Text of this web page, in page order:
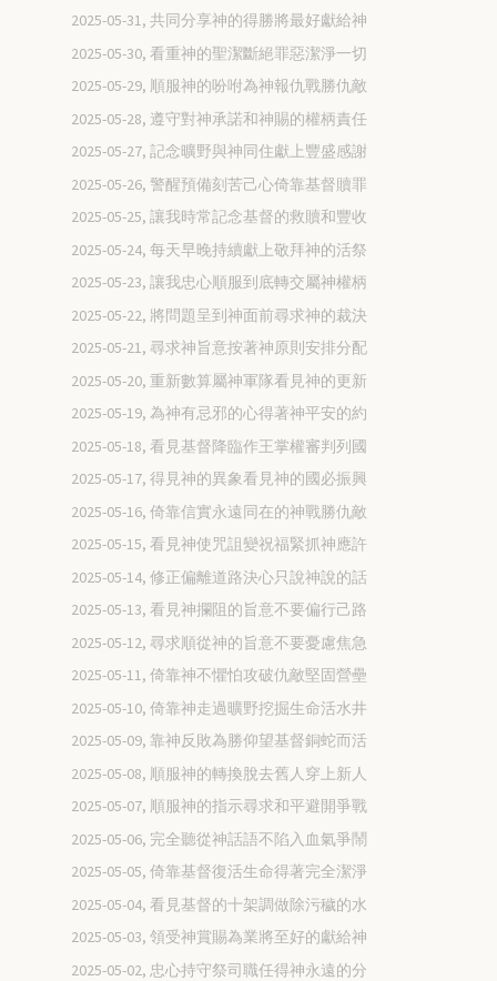
2025-05-31, 共同分享神的得勝將最好獻給神
2025-05-30, 看重神的聖潔斷絕罪惡潔淨一切
2025-05-29, 順服神的吩咐為神報仇戰勝仇敵
2025-05-28, 遵守對神承諾和神賜的權柄責任
2025-05-27, 記念曠野與神同住獻上豐盛感謝
2025-05-26, 警醒預備刻苦己心倚靠基督贖罪
2025-05-25, 讓我時常記念基督的救贖和豐收
2025-05-24, 每天早晚持續獻上敬拜神的活祭
2025-05-23, 讓我忠心順服到底轉交屬神權柄
2025-05-22, 將問題呈到神面前尋求神的裁決
2025-05-21, 尋求神旨意按著神原則安排分配
2025-05-20, 重新數算屬神軍隊看見神的更新
2025-05-19, 為神有忌邪的心得著神平安的約
2025-05-18, 看見基督降臨作王掌權審判列國
2025-05-17, 得見神的異象看見神的國必振興
2025-05-16, 倚靠信實永遠同在的神戰勝仇敵
2025-05-15, 看見神使咒詛變祝福緊抓神應許
2025-05-14, 修正偏離道路決心只說神說的話
2025-05-13, 看見神攔阻的旨意不要偏行己路
2025-05-12, 尋求順從神的旨意不要憂慮焦急
2025-05-11, 倚靠神不懼怕攻破仇敵堅固營壘
2025-05-10, 倚靠神走過曠野挖掘生命活水井
2025-05-09, 靠神反敗為勝仰望基督銅蛇而活
2025-05-08, 順服神的轉換脫去舊人穿上新人
2025-05-07, 順服神的指示尋求和平避開爭戰
2025-05-06, 完全聽從神話語不陷入血氣爭鬧
2025-05-05, 倚靠基督復活生命得著完全潔淨
2025-05-04, 看見基督的十架調做除污穢的水
2025-05-03, 領受神賞賜為業將至好的獻給神
2025-05-02, 忠心持守祭司職任得神永遠的分